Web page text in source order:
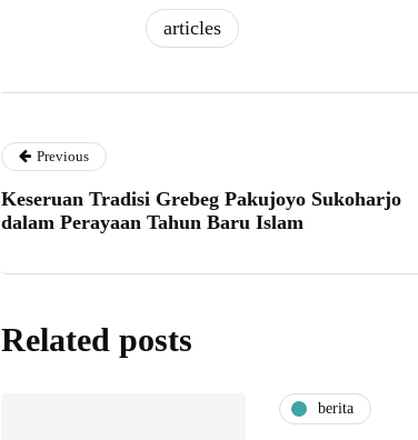
articles
Previous
Keseruan Tradisi Grebeg Pakujoyo Sukoharjo
dalam Perayaan Tahun Baru Islam
Related posts
berita